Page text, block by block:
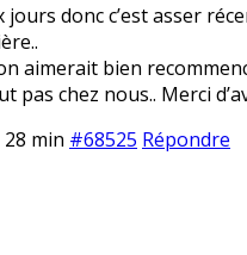
jours donc c’est asser
aimerait bien
pas chez nous.. Merci
min #68525 Répondre